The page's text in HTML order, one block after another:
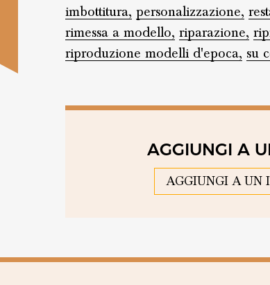
imbottitura, personalizzazione,
rimessa a modello, riparazione,
riproduzione modelli d'epoca, su
AGGIUNGI A
AGGIUNGI A UN